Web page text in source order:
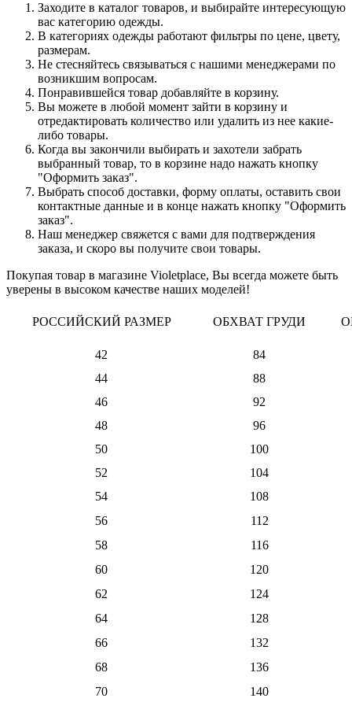
Заходите в каталог товаров, и выбирайте интересующую
вас категорию одежды.
В категориях одежды работают фильтры по цене, цвету,
размерам.
Не стесняйтесь связываться с нашими менеджерами по
возникшим вопросам.
Понравившейся товар добавляйте в корзину.
Вы можете в любой момент зайти в корзину и
отредактировать количество или удалить из нее какие-
либо товары.
Когда вы закончили выбирать и захотели забрать
выбранный товар, то в корзине надо нажать кнопку
"Оформить заказ".
Выбрать способ доставки, форму оплаты, оставить свои
контактные данные и в конце нажать кнопку "Оформить
заказ".
Наш менеджер свяжется с вами для подтверждения
заказа, и скоро вы получите свои товары.
Покупая товар в магазине Violetplace, Вы всегда можете быть
уверены в высоком качестве наших моделей!
РОССИЙСКИЙ РАЗМЕР ОБХВАТ ГРУДИ
42
84
44
88
46
92
48
96
50
100
52
104
54
108
56
112
58
116
60
120
62
124
64
128
66
132
68
136
70
140